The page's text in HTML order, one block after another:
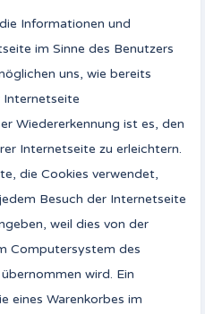
Informationen und
im Sinne des Benutzers
uns, wie bereits
Internetseite
Wiedererkennung ist es, den
Internetseite zu erleichtern.
die Cookies verwendet,
Besuch der Internetseite
weil dies von der
Computersystem des
wird. Ein
eines Warenkorbes im